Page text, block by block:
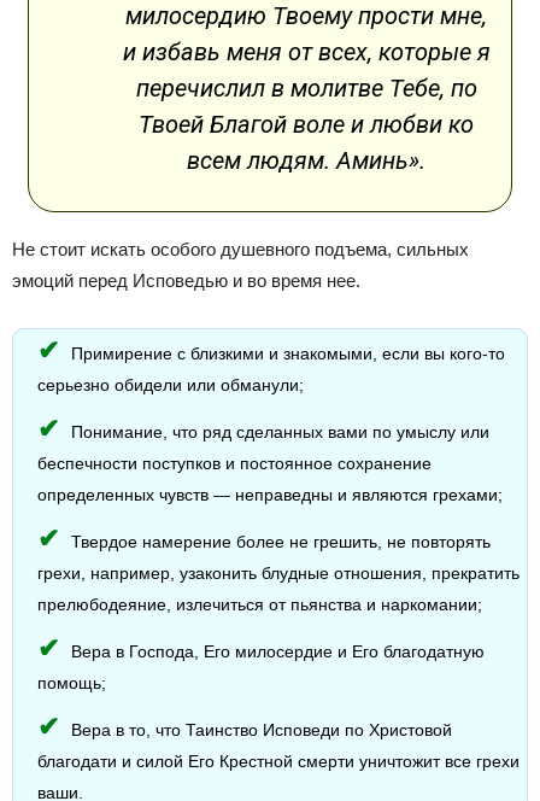
милосердию Твоему прости мне,
и избавь меня от всех, которые я
перечислил в молитве Тебе, по
Твоей Благой воле и любви ко
всем людям. Аминь».
Не стоит искать особого душевного подъема, сильных
эмоций перед Исповедью и во время нее.
Примирение с близкими и знакомыми, если вы кого-то
серьезно обидели или обманули;
Понимание, что ряд сделанных вами по умыслу или
беспечности поступков и постоянное сохранение
определенных чувств — неправедны и являются грехами;
Твердое намерение более не грешить, не повторять
грехи, например, узаконить блудные отношения, прекратить
прелюбодеяние, излечиться от пьянства и наркомании;
Вера в Господа, Его милосердие и Его благодатную
помощь;
Вера в то, что Таинство Исповеди по Христовой
благодати и силой Его Крестной смерти уничтожит все грехи
ваши.